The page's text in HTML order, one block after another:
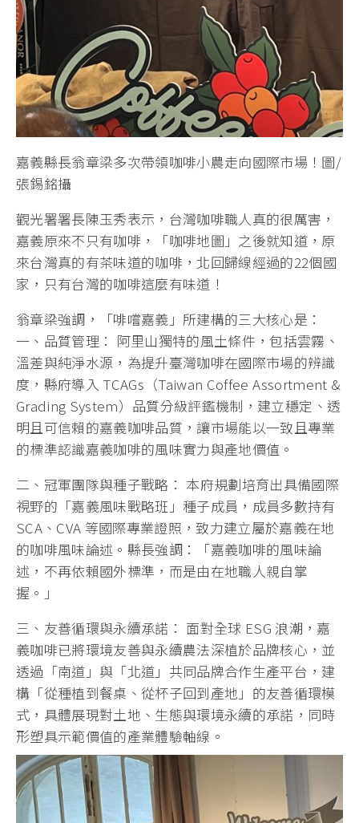
嘉義縣長翁章梁多次帶領咖啡小農走向國際市場！圖/
張錫銘攝
觀光署署長陳玉秀表示，台灣咖啡職人真的很厲害，
嘉義原來不只有咖啡，「咖啡地圖」之後就知道，原
來台灣真的有茶味道的咖啡，北回歸線經過的22個國
家，只有台灣的咖啡這麼有味道！
翁章梁強調，「啡嚐嘉義」所建構的三大核心是：
一、品質管理： 阿里山獨特的風土條件，包括雲霧、
溫差與純淨水源，為提升臺灣咖啡在國際市場的辨識
度，縣府導入 TCAGs（Taiwan Coffee Assortment &
Grading System）品質分級評鑑機制，建立穩定、透
明且可信賴的嘉義咖啡品質，讓市場能以一致且專業
的標準認識嘉義咖啡的風味實力與產地價值。
二、冠軍團隊與種子戰略： 本府規劃培育出具備國際
視野的「嘉義風味戰略班」種子成員，成員多數持有
SCA、CVA 等國際專業證照，致力建立屬於嘉義在地
的咖啡風味論述。縣長強調：「嘉義咖啡的風味論
述，不再依賴國外標準，而是由在地職人親自掌
握。」
三、友善循環與永續承諾： 面對全球 ESG 浪潮，嘉
義咖啡已將環境友善與永續農法深植於品牌核心，並
透過「南道」與「北道」共同品牌合作生產平台，建
構「從種植到餐桌、從杯子回到產地」的友善循環模
式，具體展現對土地、生態與環境永續的承諾，同時
形塑具示範價值的產業體驗軸線。